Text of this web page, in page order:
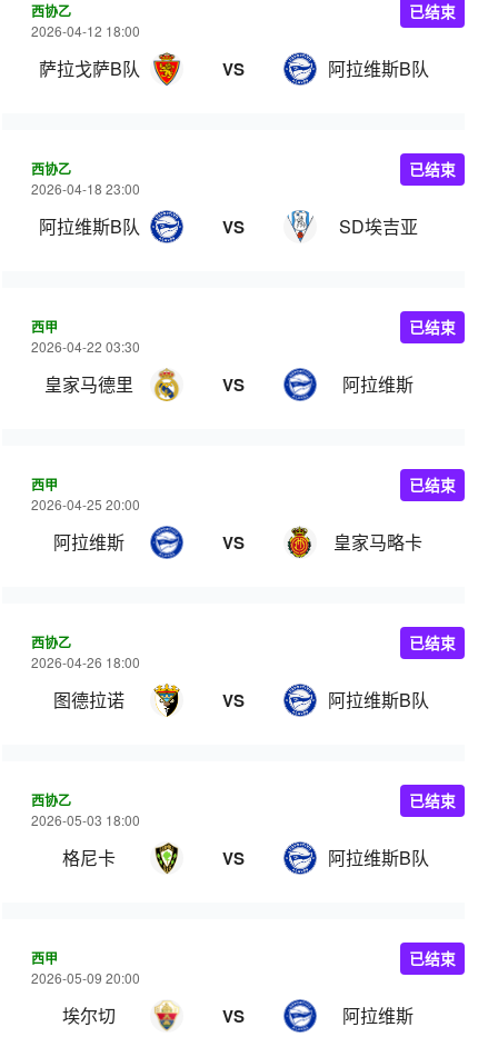
西协乙
2026-04-12 18:00
萨拉戈萨B队 VS 阿拉维斯B队
已结束
西协乙
2026-04-18 23:00
阿拉维斯B队 VS SD埃吉亚
已结束
西甲
2026-04-22 03:30
皇家马德里 VS 阿拉维斯
已结束
西甲
2026-04-25 20:00
阿拉维斯 VS 皇家马略卡
已结束
西协乙
2026-04-26 18:00
图德拉诺 VS 阿拉维斯B队
已结束
西协乙
2026-05-03 18:00
格尼卡 VS 阿拉维斯B队
已结束
西甲
2026-05-09 20:00
埃尔切 VS 阿拉维斯
已结束